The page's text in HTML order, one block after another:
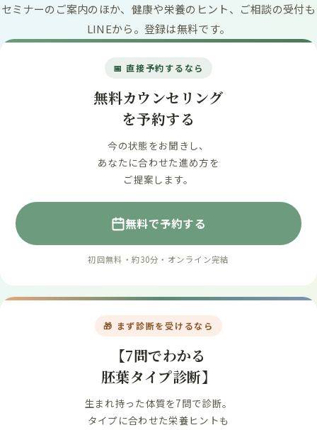
セミナーのご案内のほか、健康や栄養のヒント、ご相談の受付も
LINEから。登録は無料です。
📅 直接予約するなら
無料カウンセリング
を予約する
今の状態をお聞きし、
あなたに合わせた進め方を
ご提案します。
無料で予約する
初回無料・約30分・オンライン完結
🎁 まず診断を受けるなら
【7問でわかる
胚葉タイプ診断】
生まれ持った体質を7問で診断。
タイプに合わせた栄養ヒントも